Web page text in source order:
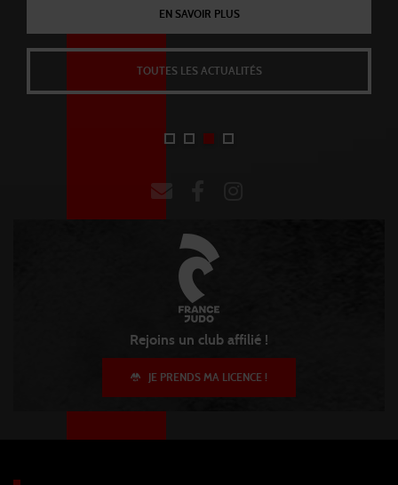
TOUTES LES ACTUALITÉS
TOUTES LES ACTUALITÉS
EN SAVOIR PLUS
TOUTES LES ACTUALITÉS
EN SAVOIR PLUS
TOUTES LES ACTUALITÉS
Rejoins un club affilié !
JE PRENDS MA LICENCE !